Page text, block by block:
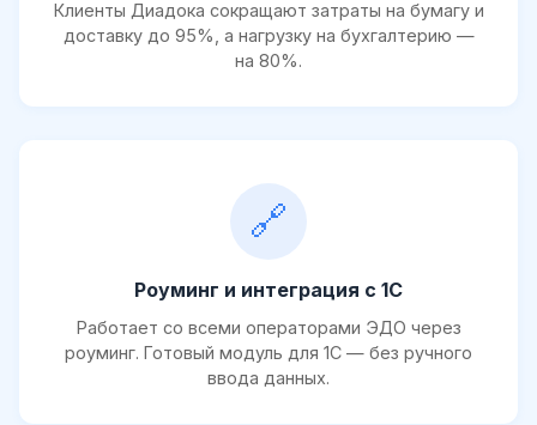
Клиенты Диадока сокращают затраты на бумагу и
доставку до 95%, а нагрузку на бухгалтерию —
на 80%.
🔗
Роуминг и интеграция с 1С
Работает со всеми операторами ЭДО через
роуминг. Готовый модуль для 1С — без ручного
ввода данных.